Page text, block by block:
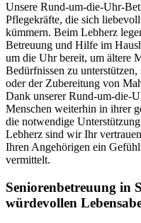
Unsere Rund-um-die-Uhr-
Pflegekräfte, die sich
kümmern. Beim Lebherz
Betreuung und Hilfe im
um die Uhr bereit, um ältere
Bedürfnissen zu
oder der Zubereitung von
Dank unserer Rund-um-die-
Menschen weiterhin in ihrer
die notwendige
Lebherz sind wir Ihr
Ihren Angehörigen ein
vermittelt.
Senioren­betreuung in
würdevollen